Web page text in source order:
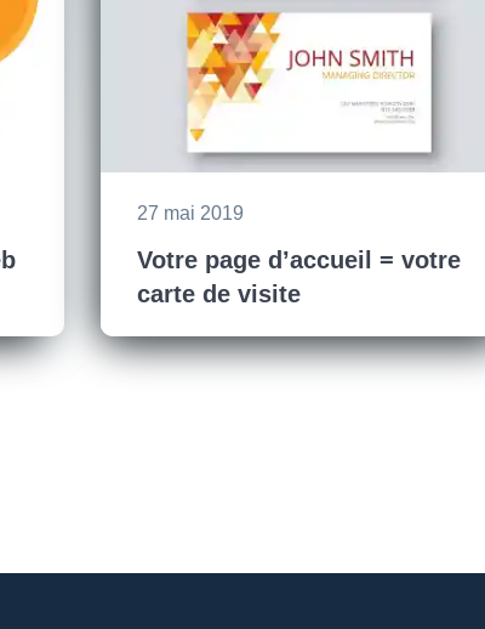
27 mai 2019
Votre page d’accueil = votre
carte de visite